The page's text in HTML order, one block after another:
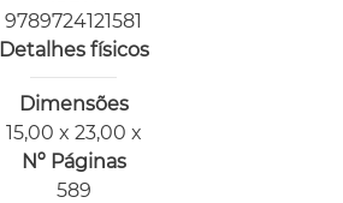
9789724121581
Detalhes físicos
Dimensões
15,00 x 23,00 x
Nº Páginas
589